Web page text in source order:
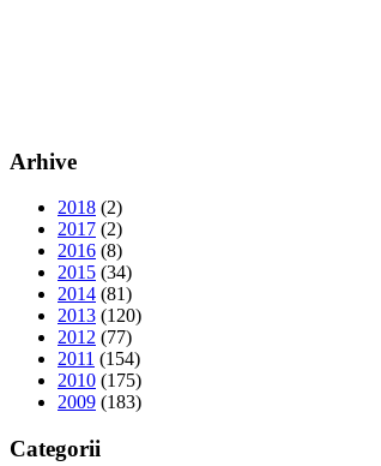
Arhive
2018 (2)
2017 (2)
2016 (8)
2015 (34)
2014 (81)
2013 (120)
2012 (77)
2011 (154)
2010 (175)
2009 (183)
Categorii